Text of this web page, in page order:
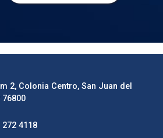
2, Colonia Centro, San Juan del
76800
4118